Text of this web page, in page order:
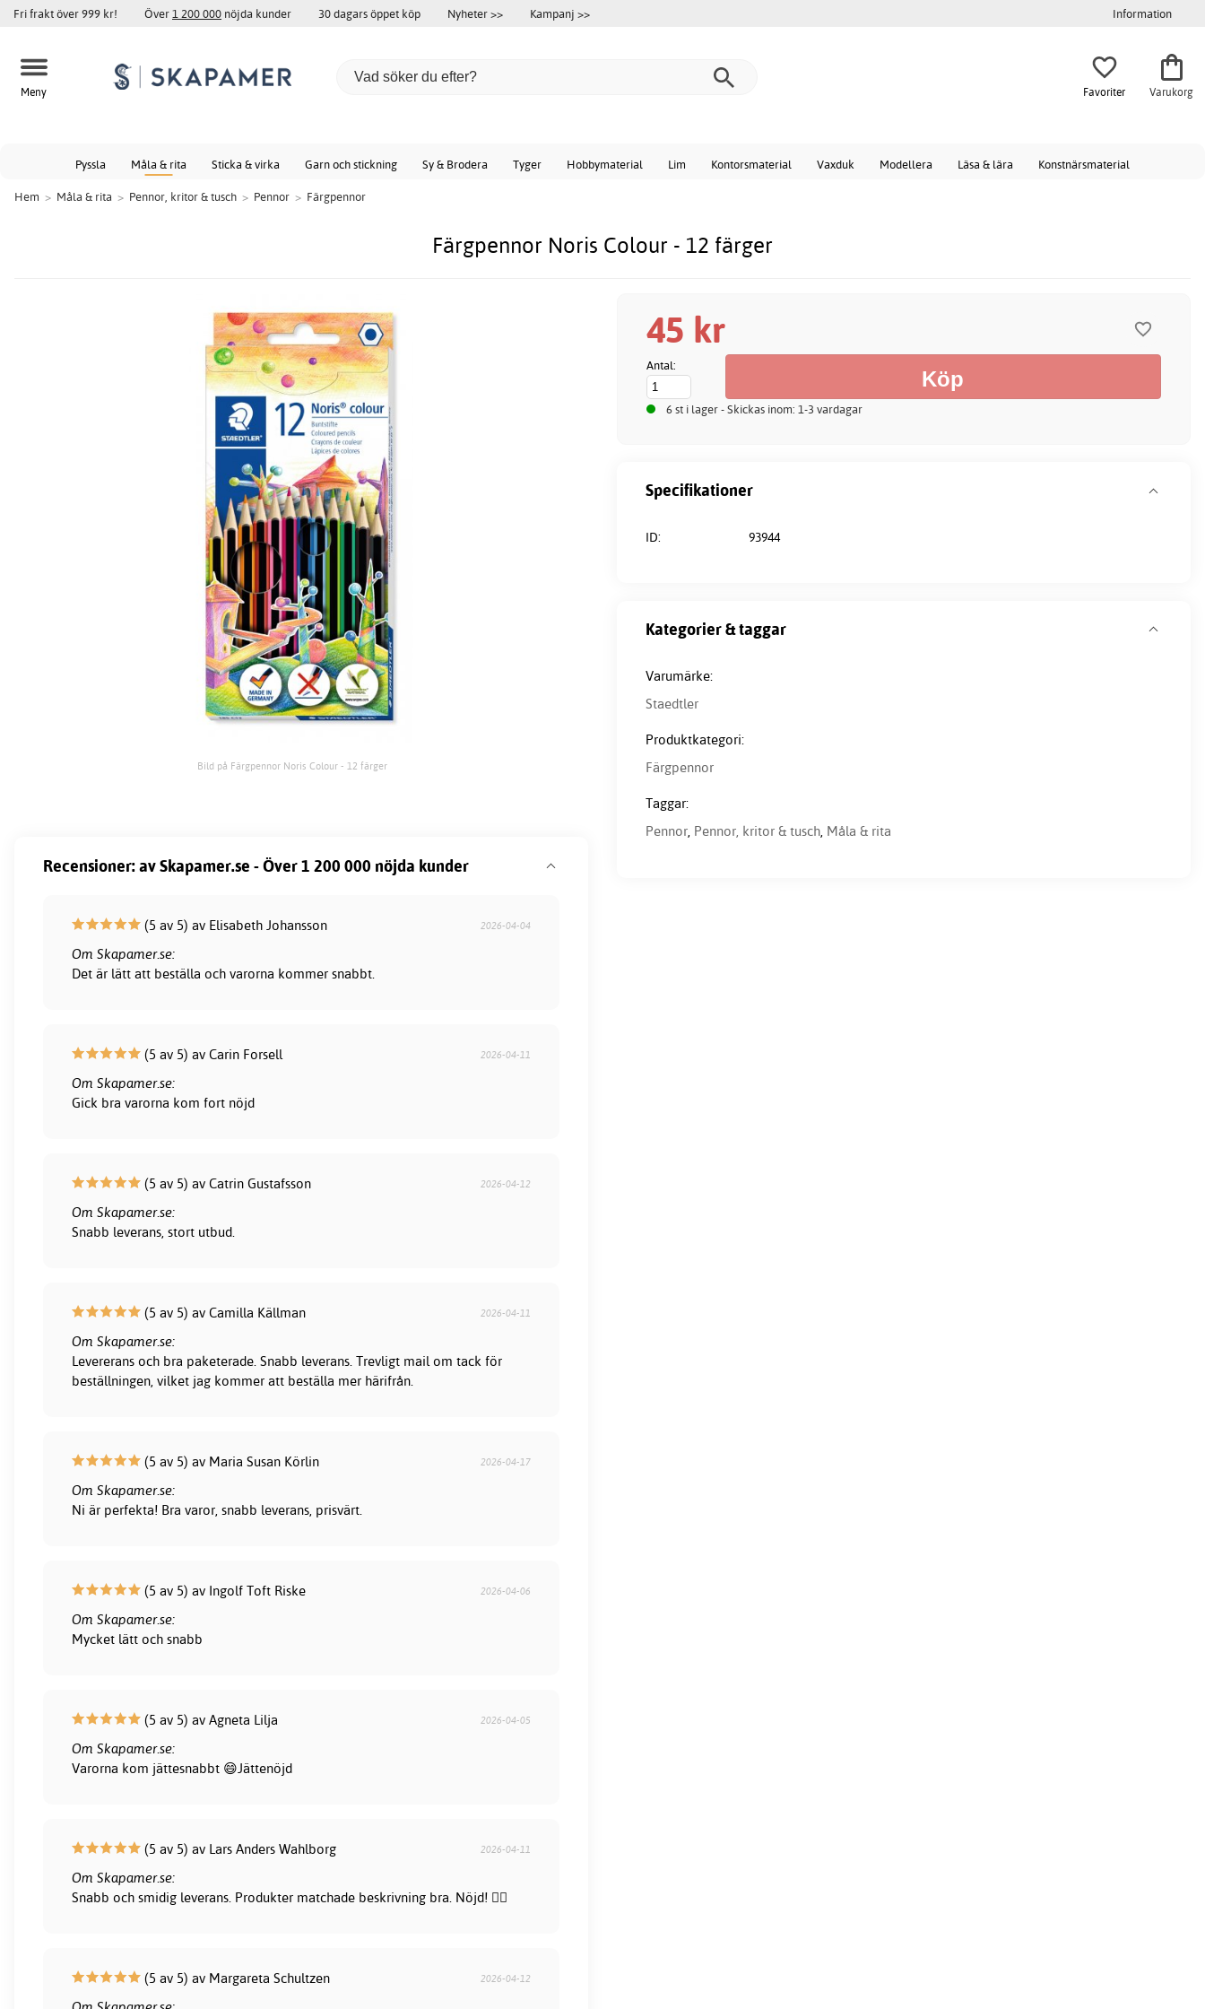
Fri frakt över 999 kr! Över1 200 000 nöjda kunder 30 dagars öppet köp Nyheter >> Kampanj >> Information
Meny Favoriter Varukorg
Pyssla Måla & rita Sticka & virka Garn och stickning Sy & Brodera Tyger Hobbymaterial Lim Kontorsmaterial Vaxduk Modellera Läsa & lära Konstnärsmaterial
Hem > Måla & rita > Pennor, kritor & tusch > Pennor > Färgpennor
Färgpennor Noris Colour - 12 färger
Bild på Färgpennor Noris Colour - 12 färger
45 kr
Antal:
6 st i lager - Skickas inom: 1-3 vardagar
Specifikationer
ID: 93944
Kategorier & taggar
Varumärke:
Staedtler
Produktkategori:
Färgpennor
Taggar:
Pennor, Pennor, kritor & tusch, Måla & rita
Recensioner: av Skapamer.se - Över 1 200 000 nöjda kunder
(5 av 5) av Elisabeth Johansson 2026-04-04
Om Skapamer.se:
Det är lätt att beställa och varorna kommer snabbt.
(5 av 5) av Carin Forsell 2026-04-11
Om Skapamer.se:
Gick bra varorna kom fort nöjd
(5 av 5) av Catrin Gustafsson 2026-04-12
Om Skapamer.se:
Snabb leverans, stort utbud.
(5 av 5) av Camilla Källman 2026-04-11
Om Skapamer.se:
Levererans och bra paketerade. Snabb leverans. Trevligt mail om tack för
beställningen, vilket jag kommer att beställa mer härifrån.
(5 av 5) av Maria Susan Körlin 2026-04-17
Om Skapamer.se:
Ni är perfekta! Bra varor, snabb leverans, prisvärt.
(5 av 5) av Ingolf Toft Riske 2026-04-06
Om Skapamer.se:
Mycket lätt och snabb
(5 av 5) av Agneta Lilja 2026-04-05
Om Skapamer.se:
Varorna kom jättesnabbt 😄Jättenöjd
(5 av 5) av Lars Anders Wahlborg 2026-04-11
Om Skapamer.se:
Snabb och smidig leverans. Produkter matchade beskrivning bra. Nöjd! 👍🏻
(5 av 5) av Margareta Schultzen 2026-04-12